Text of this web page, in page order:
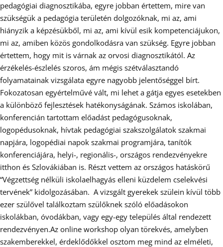
pedagógiai diagnosztikába, egyre jobban értettem, mire van
szükségük a pedagógia területén dolgozóknak, mi az, ami
hiányzik a képzésükből, mi az, ami kívül esik kompetenciájukon,
mi az, amiben közös gondolkodásra van szükség. Egyre jobban
értettem, hogy mit is várnak az orvosi diagnosztikától. Az
érzékelés-észlelés szoros, ám mégis szétválasztandó
folyamatainak vizsgálata egyre nagyobb jelentőséggel bírt.
Fokozatosan egyértelművé vált, mi lehet a gátja egyes esetekben
a különböző fejlesztések hatékonyságának. Számos iskolában,
konferencián tartottam előadást pedagógusoknak,
logopédusoknak, hívtak pedagógiai szakszolgálatok szakmai
napjára, logopédiai napok szakmai programjára, tanítók
konferenciájára, helyi-, regionális-, országos rendezvényekre
itthon és Szlovákiában is. Részt vettem az országos hatáskörű
“Végzettség nélküli iskolaelhagyás elleni küzdelem cselekvési
tervének” kidolgozásában. A vizsgált gyerekek szülein kívül több
ezer szülővel találkoztam szülőknek szóló előadásokon
iskolákban, óvodákban, vagy egy-egy település által rendezett
rendezvényen.Az online workshop olyan törekvés, amelyben
szakemberekkel, érdeklődőkkel osztom meg mind az elméleti,